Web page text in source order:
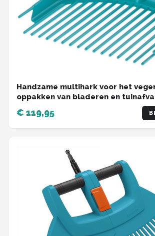
Handzame multihark voor het
oppakken van bladeren en
robuuste kunststof tanden
(3120-20)
€ 119,95